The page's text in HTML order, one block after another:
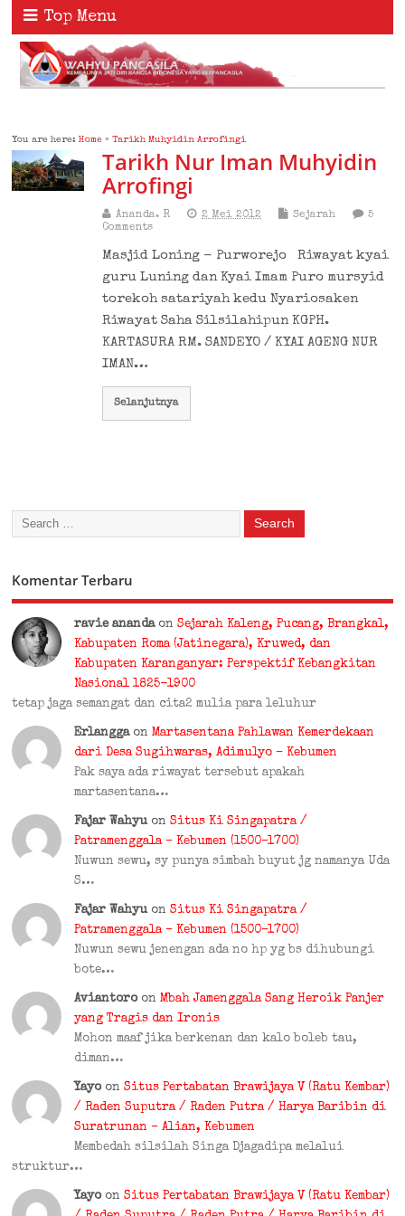
Top Menu
You are here:Home »Tarikh Muhyidin Arrofingi
Tarikh Nur Iman Muhyidin
Arrofingi
Ananda. R 2 Mei 2012 Sejarah
5
Comments
Masjid Loning - Purworejo Riwayat kyai
guru Luning dan Kyai Imam Puro mursyid
torekoh satariyah kedu Nyariosaken
Riwayat Saha Silsilahipun KGPH.
KARTASURA RM. SANDEYO / KYAI AGENG NUR
IMAN…
Selanjutnya
Komentar Terbaru
ravie ananda on Sejarah Kaleng, Pucang, Brangkal,
Kabupaten Roma (Jatinegara), Kruwed, dan
Kabupaten Karanganyar: Perspektif Kebangkitan
Nasional 1825-1900
tetap jaga semangat dan cita2 mulia para leluhur
Erlangga on Martasentana Pahlawan Kemerdekaan
dari Desa Sugihwaras, Adimulyo – Kebumen
Pak saya ada riwayat tersebut apakah
martasentana…
Fajar Wahyu on Situs Ki Singapatra /
Patramenggala – Kebumen (1500–1700)
Nuwun sewu, sy punya simbah buyut jg namanya Uda
S…
Fajar Wahyu on Situs Ki Singapatra /
Patramenggala – Kebumen (1500–1700)
Nuwun sewu jenengan ada no hp yg bs dihubungi
bote…
Aviantoro on Mbah Jamenggala Sang Heroik Panjer
yang Tragis dan Ironis
Mohon maaf jika berkenan dan kalo boleb tau,
diman…
Yayo on Situs Pertabatan Brawijaya V (Ratu Kembar)
/ Raden Suputra / Raden Putra / Harya Baribin di
Suratrunan – Alian, Kebumen
Membedah silsilah Singa Djagadipa melalui
struktur…
Yayo on Situs Pertabatan Brawijaya V (Ratu Kembar)